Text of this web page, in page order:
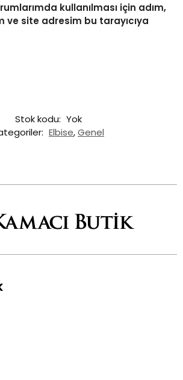
kullanılması için adım,
site adresim bu tarayıcıya
Stok kodu: Yok
Elbise,Genel